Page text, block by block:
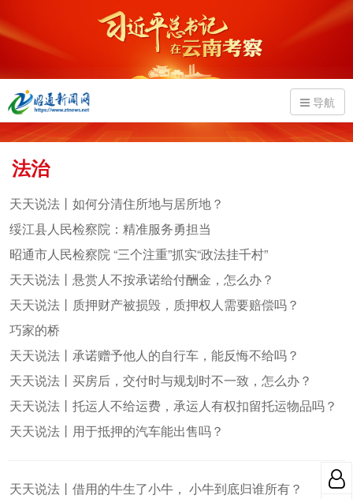
导航
法治
天天说法丨如何分清住所地与居所地？
绥江县人民检察院：精准服务勇担当
昭通市人民检察院 “三个注重”抓实“政法挂千村”
天天说法丨悬赏人不按承诺给付酬金，怎么办？
天天说法丨质押财产被损毁，质押权人需要赔偿吗？
巧家的桥
天天说法丨承诺赠予他人的自行车，能反悔不给吗？
天天说法丨买房后，交付时与规划时不一致，怎么办？
天天说法丨托运人不给运费，承运人有权扣留托运物品吗？
天天说法丨用于抵押的汽车能出售吗？
天天说法丨借用的牛生了小牛， 小牛到底归谁所有？